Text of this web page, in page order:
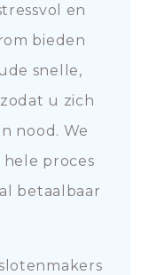
en
bieden
snelle,
u zich
nood. We
proces
betaalbaar